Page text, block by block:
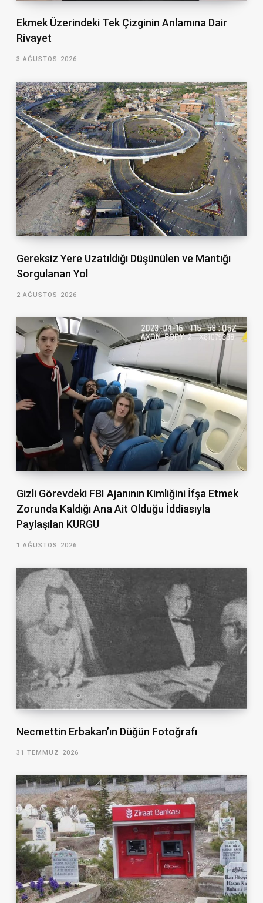
Ekmek Üzerindeki Tek Çizginin Anlamına Dair
Rivayet
3 AĞUSTOS 2026
Gereksiz Yere Uzatıldığı Düşünülen ve Mantığı
Sorgulanan Yol
2 AĞUSTOS 2026
Gizli Görevdeki FBI Ajanının Kimliğini İfşa Etmek
Zorunda Kaldığı Ana Ait Olduğu İddiasıyla
Paylaşılan KURGU
1 AĞUSTOS 2026
Necmettin Erbakan’ın Düğün Fotoğrafı
31 TEMMUZ 2026